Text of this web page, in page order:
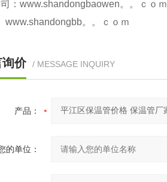
www.shandongbaowen。。ｃｏｍ
。。ｃｏｍ
询价 / MESSAGE INQUIRY
产品：
的单位：